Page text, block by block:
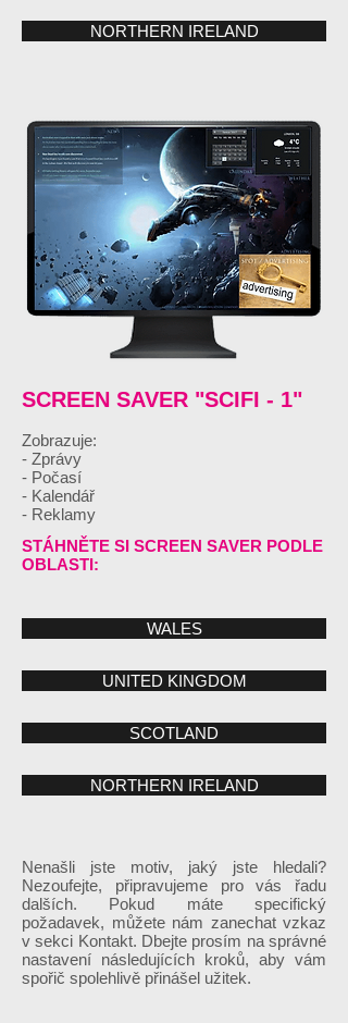
NORTHERN IRELAND
SCREEN SAVER "SCIFI - 1"
Zobrazuje:
- Zprávy
- Počasí
- Kalendář
- Reklamy
STÁHNĚTE SI SCREEN SAVER PODLE
OBLASTI:
WALES
UNITED KINGDOM
SCOTLAND
NORTHERN IRELAND
Nenašli jste motiv, jaký jste hledali?
Nezoufejte, připravujeme pro vás řadu
dalších. Pokud máte specifický
požadavek, můžete nám zanechat vzkaz
v sekci Kontakt. Dbejte prosím na správné
nastavení následujících kroků, aby vám
spořič spolehlivě přinášel užitek.